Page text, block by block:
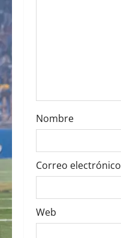
o
n
Nombre
Correo electrónico
Web